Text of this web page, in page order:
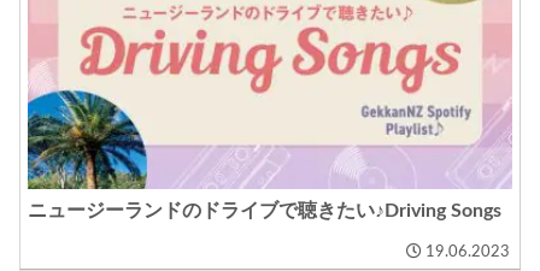
ニュージーランドのドライブで聴きたい♪Driving Songs
19.06.2023